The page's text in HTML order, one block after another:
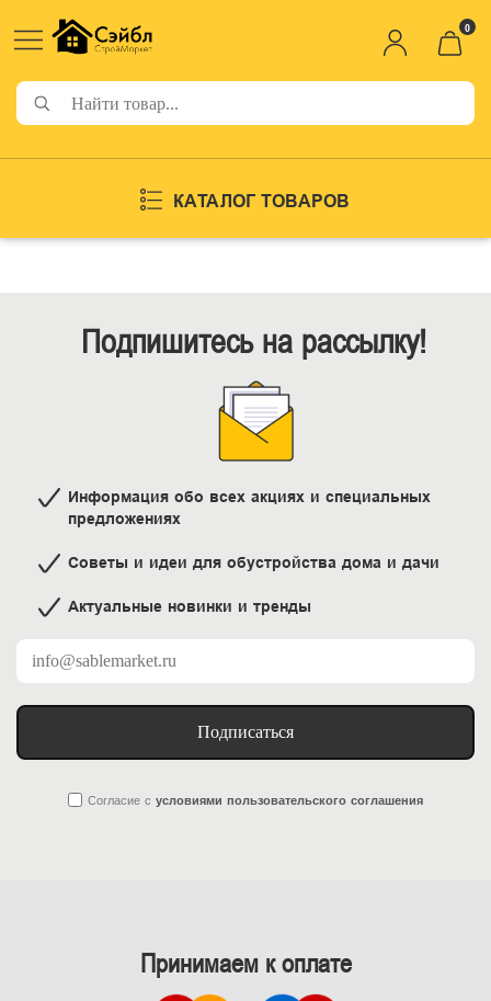
0
КАТАЛОГ ТОВАРОВ
Подпишитесь на рассылку!
Информация обо всех акциях и специальных
предложениях
Советы и идеи для обустройства дома и дачи
Актуальные новинки и тренды
Подписаться
Согласие с условиями пользовательского соглашения
Принимаем к оплате